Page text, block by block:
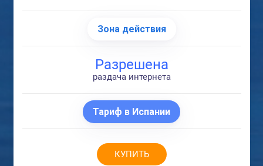
Зона действия
Разрешена
раздача интернета
Тариф в Испании
КУПИТЬ